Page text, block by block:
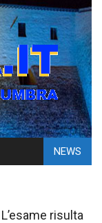
NEWS
risulta